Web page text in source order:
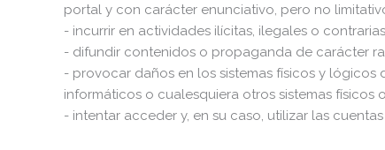
portal y con carácter enunciativo, pero no
- incurrir en actividades ilícitas, ilegales o
- difundir contenidos o propaganda de carácter
- provocar daños en los sistemas físicos y
informáticos o cualesquiera otros sistemas
- intentar acceder y, en su caso, utilizar las